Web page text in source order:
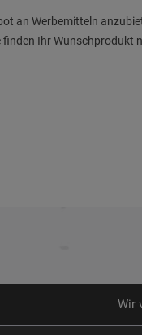
an Werbemitteln
Ihr Wunschprodukt
Wir